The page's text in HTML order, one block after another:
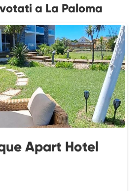
a La Paloma
Apart Hotel